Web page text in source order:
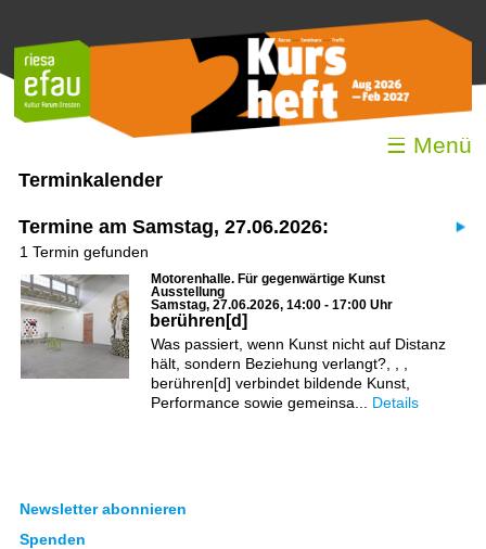
☰ Menü
Terminkalender
Termine am Samstag, 27.06.2026:
1 Termin gefunden
Motorenhalle. Für gegenwärtige Kunst
Ausstellung
Samstag, 27.06.2026, 14:00 - 17:00 Uhr
berühren[d]
Was passiert, wenn Kunst nicht auf Distanz
hält, sondern Beziehung verlangt?, , ,
berühren[d] verbindet bildende Kunst,
Performance sowie gemeinsa... Details
Newsletter abonnieren
Spenden